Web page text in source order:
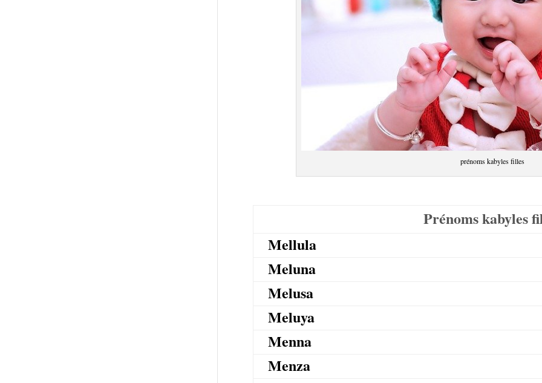
prénoms kabyles filles
Prénoms kabyles
Mellula
Meluna
Melusa
Meluya
Menna
Menza